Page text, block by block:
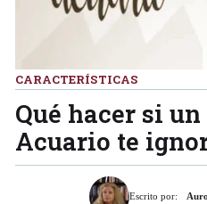
CARACTERÍSTICAS
Qué hacer si
Acuario te
Escrito por: